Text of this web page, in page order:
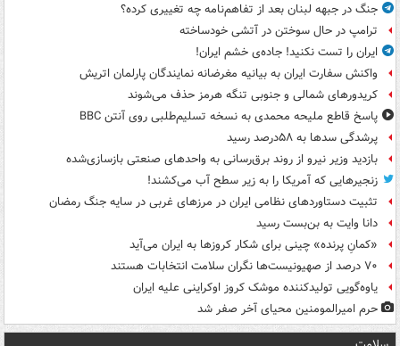
جنگ در جبهه لبنان بعد از تفاهم‌نامه چه تغییری کرده؟
ترامپ در حال سوختن در آتشی خودساخته
ایران را تست نکنید! جاده‌ی خشم ایران!
واکنش سفارت ایران به بیانیه مغرضانه نمایندگان پارلمان اتریش
کریدورهای شمالی و جنوبی تنگه هرمز حذف می‌شوند
پاسخ قاطع ملیحه محمدی به نسخه تسلیم‌طلبی روی آنتن BBC
پرشدگی سدها به ۵۸درصد رسید
بازدید وزیر نیرو از روند برق‌رسانی به واحدهای صنعتی بازسازی‌شده
زنجیرهایی که آمریکا را به زیر سطح آب می‌کشند!
تثبیت دستاوردهای نظامی ایران در مرزهای غربی در سایه جنگ رمضان
دانا وایت به بن‌بست رسید
«کمانِ پرنده» چینی برای شکار کروزها به ایران می‌آید
۷۰ درصد از صهیونیست‌ها نگران سلامت انتخابات هستند
یاوه‌گویی تولیدکننده موشک کروز اوکراینی علیه ایران
حرم امیرالمومنین محیای آخر صفر شد